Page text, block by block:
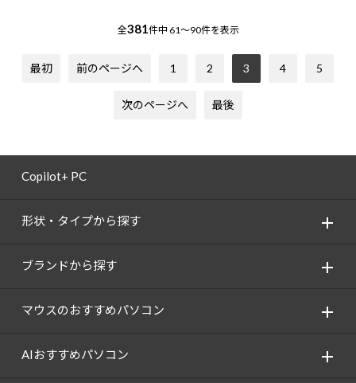
全381件中 61～90件を表示
最初 前のページへ 1 2 3 4 5
次のページへ 最後
Copilot+ PC
形状・タイプから探す
ブランドから探す
マウスのおすすめパソコン
AIおすすめパソコン